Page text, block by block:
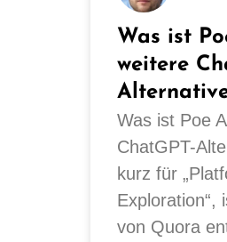
Was ist
weitere
Was ist Poe
ChatGPT-
kurz für
Exploration“,
von Quora